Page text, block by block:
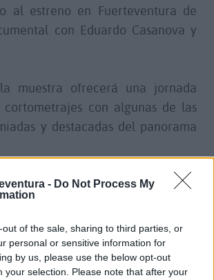
- Do Not Process My
out of the sale, sharing to third parties, or
personal or sensitive information for
by us, please use the below opt-out
your selection. Please note that after your
al estreno en Fuerteventura de
con Eduardo Casanova y
muestra ofrecerá una jornada
con algunas de las
y destacadas del panorama
tendrá lugar el miércoles
del cortometraje "Zoe",
su protagonista Amor Romeira, y
más esperados de la
& Hadoum" de Ian de la Rosa.